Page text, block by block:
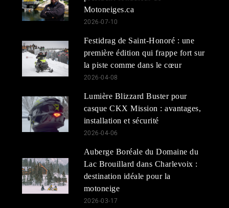
Motoneiges.ca
2026-07-10
Festidrag de Saint-Honoré : une
première édition qui frappe fort sur
la piste comme dans le cœur
2026-04-08
Lumière Blizzard Buster pour
casque CKX Mission : avantages,
installation et sécurité
2026-04-06
Auberge Boréale du Domaine du
Lac Brouillard dans Charlevoix :
destination idéale pour la
motoneige
2026-03-17